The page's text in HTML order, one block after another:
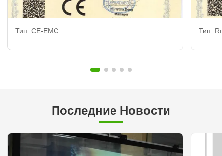
Тип: CE-EMC Тип:
Последние Новости